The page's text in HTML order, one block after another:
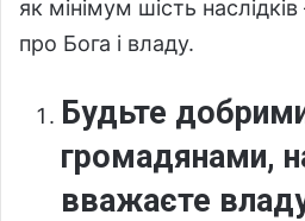
як мінімум шість
про Бога і владу.
Будьте
громадянами,
вважаєте